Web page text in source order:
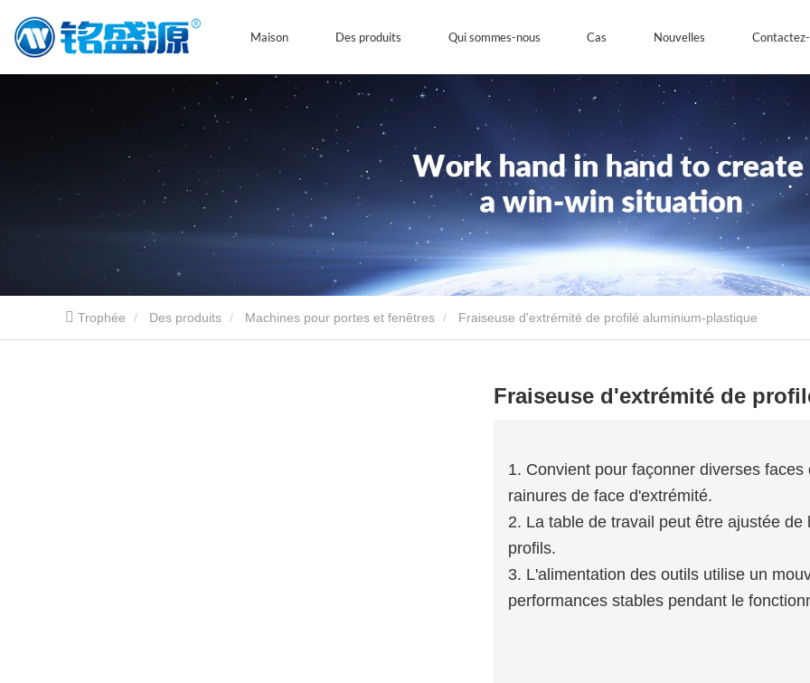
Maison Des produits Qui sommes-nous Cas Nouvelles
Trophée Des produits Machines pour portes et fenêtres Fraiseuse d'extrémité de profilé aluminium-plastique
Fraiseuse d'extrémité de
1. Convient pour façonner diverses
rainures de face d'extrémité.
2. La table de travail peut être ajustée
profils.
3. L'alimentation des outils utilise un
performances stables pendant le